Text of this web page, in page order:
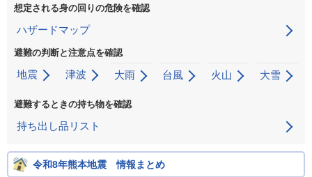
想定される身の回りの危険を確認
ハザードマップ
避難の判断と注意点を確認
地震 津波 大雨 台風 火山 大雪
避難するときの持ち物を確認
持ち出し品リスト
令和8年熊本地震 情報まとめ